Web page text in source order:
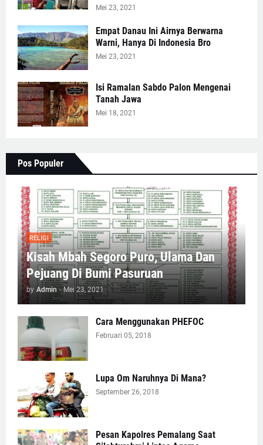
Mei 23, 2021
Empat Danau Ini Airnya Berwarna
Warni, Hanya Di Indonesia Bro
Mei 23, 2021
Isi Ramalan Sabdo Palon Mengenai
Tanah Jawa
Mei 18, 2021
Pos Populer
RELIGI
Kisah Mbah Segoro Puro, Ulama Dan
Pejuang Di Bumi Pasuruan
by Admin - Mei 23, 2021
Cara Menggunakan PHEFOC
Februari 05, 2018
Lupa Om Naruhnya Di Mana?
September 26, 2018
Pesan Kapolres Pemalang Saat